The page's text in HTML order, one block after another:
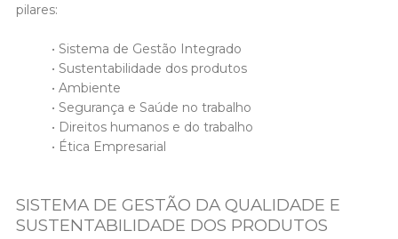
pilares:
• Sistema de Gestão Integrado
• Sustentabilidade dos produtos
• Ambiente
• Segurança e Saúde no trabalho
• Direitos humanos e do trabalho
• Ética Empresarial
SISTEMA DE GESTÃO DA QUALIDADE E
SUSTENTABILIDADE DOS PRODUTOS